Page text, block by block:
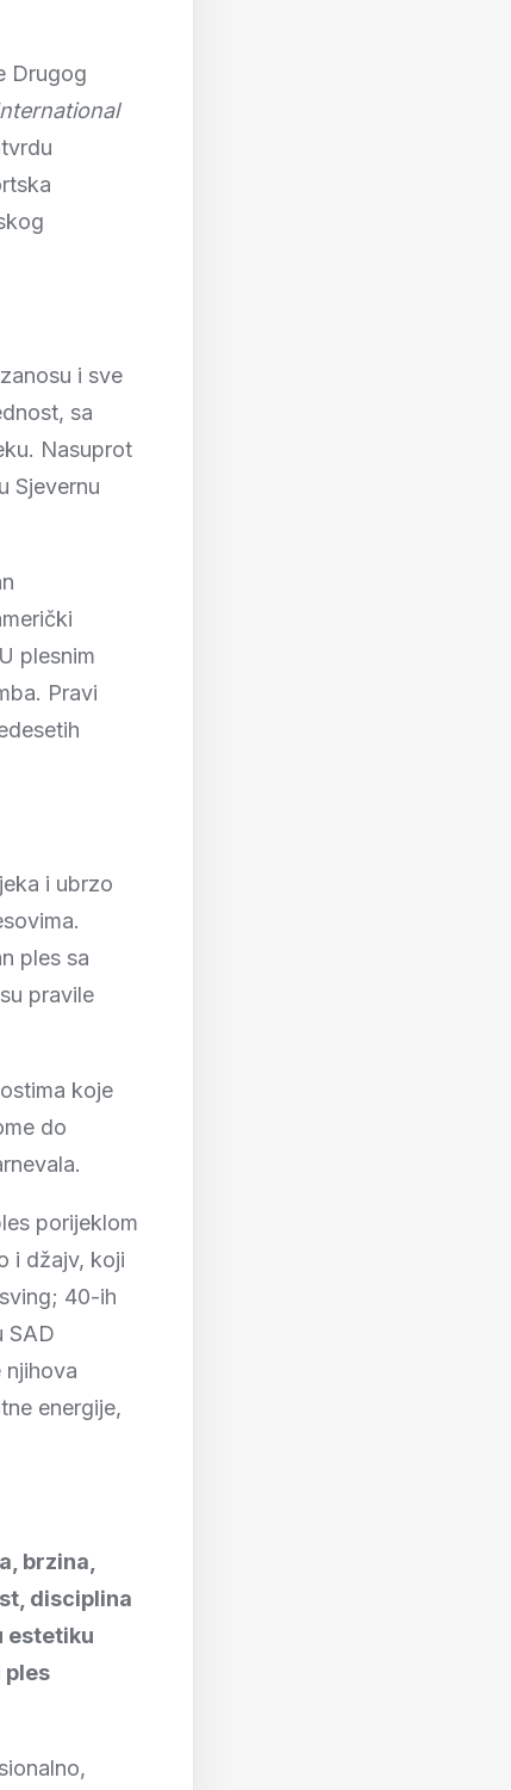
Drugog
i sve
sa
Nasuprot
Sjevernu
plesnim
Pravi
i ubrzo
ples sa
pravile
koje
do
porijeklom
i džajv, koji
40-ih
SAD
njihova
energije,
brzina,
disciplina
estetiku
ples